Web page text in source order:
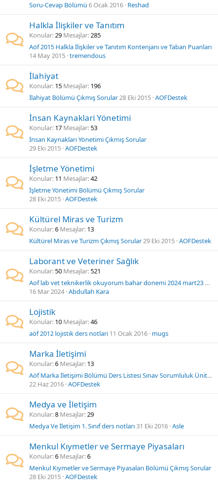
Soru-Cevap Bölümü 6 Ocak 2016 Reshad
Halkla İlişkiler ve Tanıtım
Konular 29 Mesajlar 285
Aöf 2015 Halkla İlişkiler ve Tanıtım Kontenjanı ve Taban Puanları
14 May 2015 tremendous
İlahiyat
Konular 15 Mesajlar 196
İlahiyat Bölümü Çıkmış Sorular28 Eki 2015 AOFDestek
İnsan Kaynaklari Yönetimi
Konular 17 Mesajlar 53
İnsan Kaynakları Yönetimi Çıkmış Sorular
29 Eki 2015 AOFDestek
İşletme Yönetimi
Konular 11 Mesajlar 42
İşletme Yönetimi Bölümü Çıkmış Sorular
28 Eki 2015 AOFDestek
Kültürel Miras ve Turizm
Konular 6 Mesajlar 13
Kültürel Miras ve Turizm Çıkmış Sorular29 Eki 2015 AOFDestek
Laborant ve Veteriner Sağlık
Konular 50 Mesajlar 521
Aof lab vet teknikerlik okuyorum bahar donemi 2024 mart23 de ara sinavim var sinav giris belgemi goruntuleyemiyorum
16 Mar 2024 Abdullah Kara
Lojistik
Konular 10 Mesajlar 46
aöf 2012 lojistik ders notlari 11 Ocak 2016 mugs
Marka İletişimi
Konular 6 Mesajlar 13
Aöf Marka İletişimi Bölümü Ders Listesi Sınav Sorumluluk Üniteleri
22 Haz 2016 AOFDestek
Medya ve İletişim
Konular 8 Mesajlar 29
Medya Ve İletişim 1. Sınıf ders notları31 Eki 2016 Asle
Menkul Kıymetler ve Sermaye Piyasaları
Konular 6 Mesajlar 6
Menkul Kıymetler ve Sermaye Piyasaları Bölümü Çıkmış Sorular
28 Eki 2015 AOFDestek